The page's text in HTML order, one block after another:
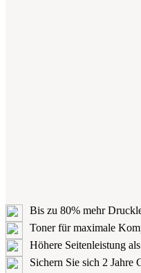
Bis zu 80% mehr
Toner für maximale
Höhere Seitenleistung
Sichern Sie sich 2 Jahre